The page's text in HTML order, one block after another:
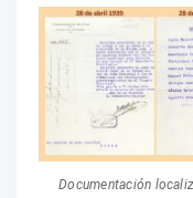
Documentación